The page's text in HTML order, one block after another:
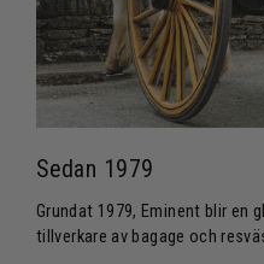
Sedan 1979
Grundat 1979, Eminent blir en
tillverkare av bagage och